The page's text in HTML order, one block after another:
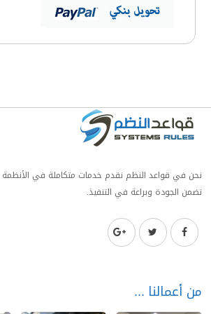
نحن في قواعد النظم نقدم خدمات متكاملة في الأنظمة
تضمن الجودة وبراعة في التنفيذ.
من أعمالنا